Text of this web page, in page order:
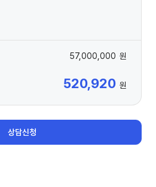
57,000,000 원
520,920 원
상담신청